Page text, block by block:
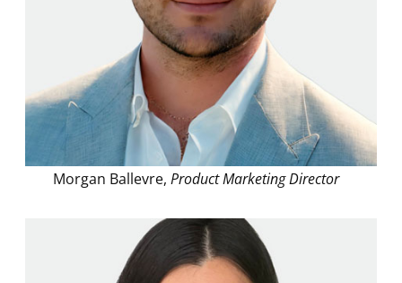
Morgan Ballevre,Product Marketing Director